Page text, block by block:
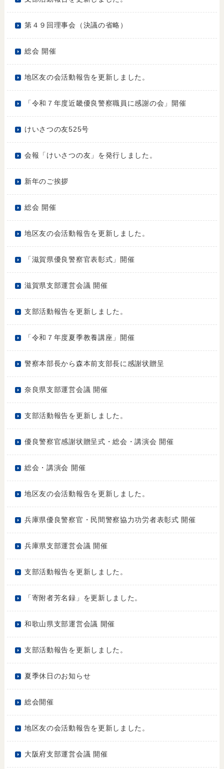
第４９回理事会（決議の省略）
総会 開催
地区友の会活動報告を更新しました。
「令和７年度近畿優良警察職員に感謝の会」開催
けいさつの友525号
会報「けいさつの友」を発行しました。
新年のご挨拶
総会 開催
地区友の会活動報告を更新しました。
「滋賀県優良警察官表彰式」開催
滋賀県支部運営会議 開催
支部活動報告を更新しました。
「令和７年度夏季教養講座」開催
警察本部長から森本前支部長に感謝状贈呈
奈良県支部運営会議 開催
支部活動報告を更新しました。
優良警察官感謝状贈呈式・総会・講演会 開催
総会・講演会 開催
地区友の会活動報告を更新しました。
兵庫県優良警察官・民間警察協力功労者表彰式 開催
兵庫県支部運営会議 開催
支部活動報告を更新しました。
「寄附者芳名録」を更新しました。
和歌山県支部運営会議 開催
支部活動報告を更新しました。
夏季休日のお知らせ
総会開催
地区友の会活動報告を更新しました。
大阪府支部運営会議 開催